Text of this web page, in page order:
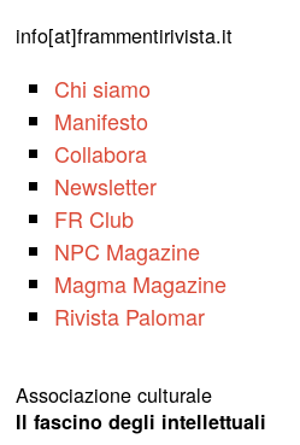
info[at]frammentirivista.it
Chi siamo
Manifesto
Collabora
Newsletter
FR Club
NPC Magazine
Magma Magazine
Rivista Palomar
Associazione culturale
Il fascino degli intellettuali